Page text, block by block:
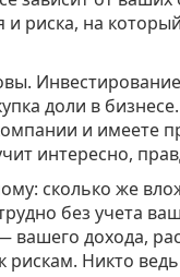
и риска, на
доли в
и имеете
интересно,
сколько же
без учета
вашего дохода,
рискам. Никто